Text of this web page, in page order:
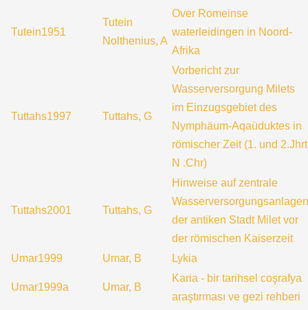
Tutein1951
Tutein
Nolthenius, A
Over Romeinse
waterleidingen in Noord-
Afrika
Tuttahs1997 Tuttahs, G
Vorbericht zur
Wasserversorgung Milets
im Einzugsgebiet des
Nymphäum-Aqaüduktes in
römischer Zeit (1. und 2.Jhrt
N .Chr)
Tuttahs2001 Tuttahs, G
Hinweise auf zentrale
Wasserversorgungsanlagen
der antiken Stadt Milet vor
der römischen Kaiserzeit
Umar1999
Umar, B Lykia
Umar1999a Umar, B
Karia - bir tarihsel coşrafya
araştırması ve gezi rehberi